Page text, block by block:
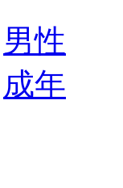
男性
成年